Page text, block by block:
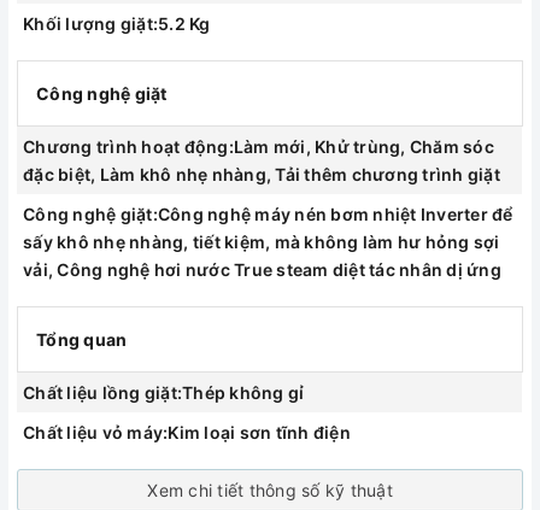
Số người sử dụng:Dưới 4 người (Dưới 7.5 kg)
Hãng:LG
Khối lượng giặt:5.2 Kg
Công nghệ giặt
Chương trình hoạt động:Làm mới, Khử trùng, Chăm sóc
đặc biệt, Làm khô nhẹ nhàng, Tải thêm chương trình giặt
Công nghệ giặt:Công nghệ máy nén bơm nhiệt Inverter để
sấy khô nhẹ nhàng, tiết kiệm, mà không làm hư hỏng sợi
vải, Công nghệ hơi nước True steam diệt tác nhân dị ứng
Tổng quan
Chất liệu lồng giặt:Thép không gỉ
Chất liệu vỏ máy:Kim loại sơn tĩnh điện
Xem chi tiết thông số kỹ thuật